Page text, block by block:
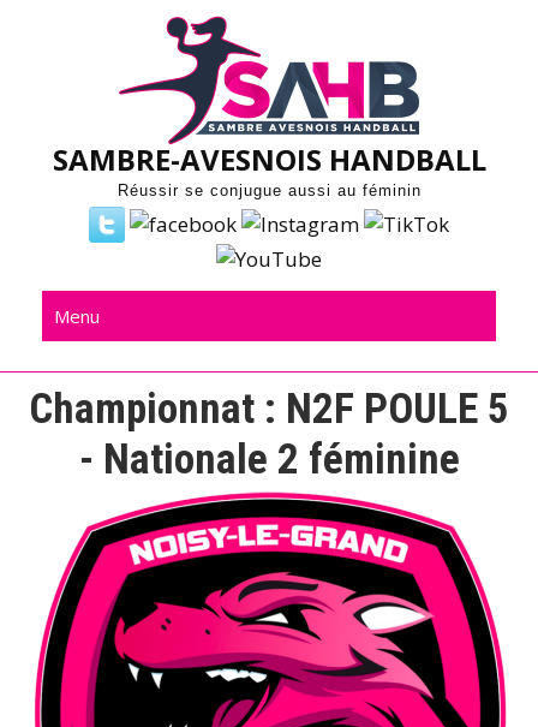
SAMBRE-AVESNOIS HANDBALL
Réussir se conjugue aussi au féminin
Menu
Championnat : N2F POULE 5
- Nationale 2 féminine